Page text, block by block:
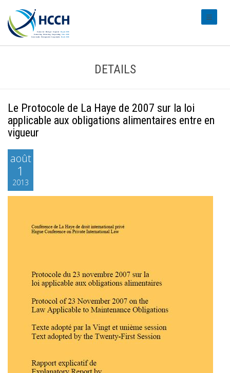
DETAILS
Le Protocole de La Haye de 2007 sur la loi
applicable aux obligations alimentaires entre en
vigueur
août
1
2013